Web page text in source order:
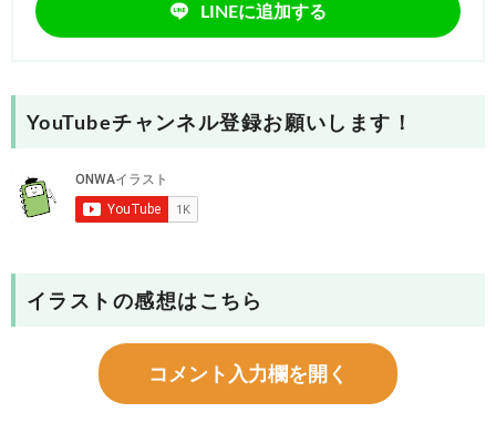
LINEに追加する
YouTubeチャンネル登録お願いします！
イラストの感想はこちら
コメント入力欄を開く